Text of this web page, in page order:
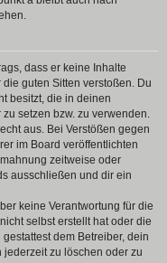
dass er keine Inhalte
guten Sitten verstoßen. Du
besitzt, die in deinen
setzen bzw. zu verwenden.
aus. Bei Verstößen gegen
im Board veröffentlichten
zeitweise oder
ausschließen und dir ein
keine Verantwortung für die
selbst erstellt hat oder die
dem Betreiber, dein
zu löschen oder zu